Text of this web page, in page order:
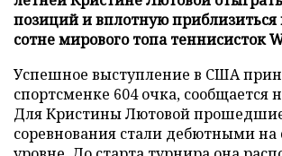
позиций и вплотную приблизиться
сотне мирового топа теннисисток
Успешное выступление в США
спортсменке 604 очка, сообщается
Для Кристины Лютовой
соревнования стали дебютными на